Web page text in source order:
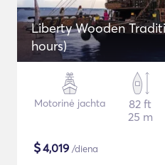
Liberty Wooden
hours)
Motorinė jachta
82 ft
25 m
$4,019 /diena